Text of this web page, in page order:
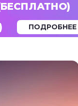
ПОДРОБНЕЕ